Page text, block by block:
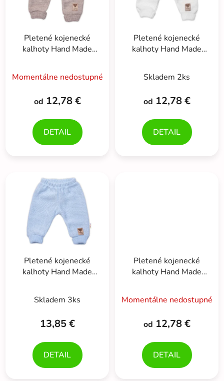
Pletené kojenecké
kalhoty Hand Made
Momentálne nedostupné
od 12,78 €
DETAIL
Pletené kojenecké
kalhoty Hand Made
Skladem 2ks
od 12,78 €
DETAIL
Pletené kojenecké
kalhoty Hand Made
Skladem 3ks
13,85 €
DETAIL
Pletené kojenecké
kalhoty Hand Made
Momentálne nedostupné
od 12,78 €
DETAIL